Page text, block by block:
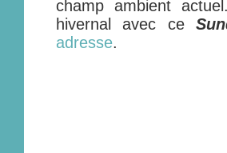
champ ambient
hivernal avec ce
adresse.